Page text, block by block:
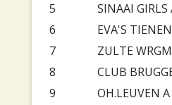
5
SINAAI GIRLS
6
EVA'S TIENEN
7
ZULTE
8
CLUB
9
OH.LEUVEN A